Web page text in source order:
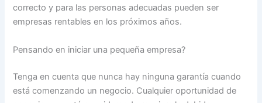
correcto y para las personas adecuadas pueden ser
empresas rentables en los próximos años.
Pensando en iniciar una pequeña empresa?
Tenga en cuenta que nunca hay ninguna garantía cuando
está comenzando un negocio. Cualquier oportunidad de